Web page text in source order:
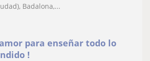
Badalona,...
para enseñar todo lo
!